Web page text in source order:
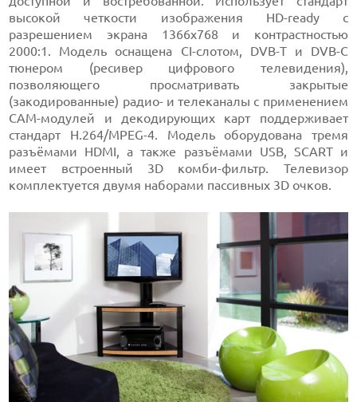
высокой четкости изображения HD-ready с
разрешением экрана 1366x768 и контрастностью
2000:1. Модель оснащена CI-слотом, DVB-Т и DVB-C
тюнером (ресивер цифрового телевидения),
позволяющего просматривать закрытые
(закодированные) радио- и телеканалы с применением
CAM-модулей и декодирующих карт поддерживает
стандарт H.264/MPEG-4. Модель оборудована тремя
разъёмами HDMI, а также разъёмами USB, SCART и
имеет встроенный 3D комби-фильтр. Телевизор
комплектуется двумя наборами пассивных 3D очков.